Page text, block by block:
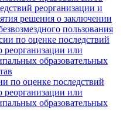
реорганизации и
решения о заключении
пользования
по оценке последствий
или
образовательных
по оценке последствий
или
образовательных